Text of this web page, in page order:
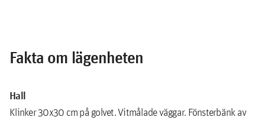
Fakta om lägenheten
Hall
Klinker 30x30 cm på golvet. Vitmålade väggar. Fönsterbänk av